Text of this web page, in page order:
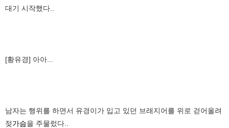
대기 시작했다..
[황유경] 아아...
남자는 행위를 하면서 유경이가 입고 있던 브래지어를 위로 걷어올려
젖가슴을 주물렀다..